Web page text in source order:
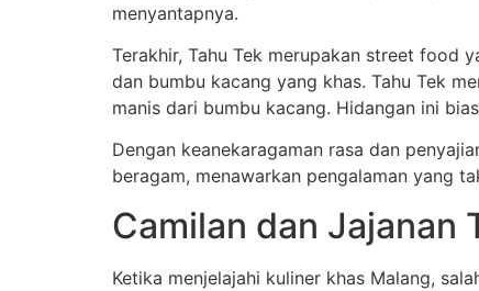
menyantapnya.
Terakhir, Tahu Tek merupakan street food
dan bumbu kacang yang khas. Tahu Tek
manis dari bumbu kacang. Hidangan ini
Dengan keanekaragaman rasa dan
beragam, menawarkan pengalaman yang
Camilan dan Jajanan
Ketika menjelajahi kuliner khas Malang,